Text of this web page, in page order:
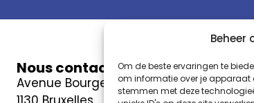
Beheer
Om de beste ervaringen te
om informatie over je apparaat
stemmen met deze
Nous contacter
Avenue Bourget 42, boîte 6